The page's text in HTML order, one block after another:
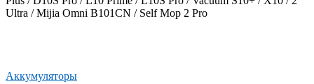
Ultra / Mijiа Omni B101CN / Sеlf Мор 2 Рrо
Аккумуляторы